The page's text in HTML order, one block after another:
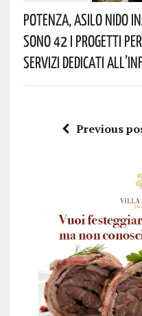
Potenza, Asilo Nido
Sono 42 I Progetti
Servizi Dedicati
Previous